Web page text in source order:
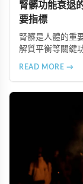
腎髒功能衰退
要指標
腎髒是人體的重
解質平衡等關鍵
READ MORE →